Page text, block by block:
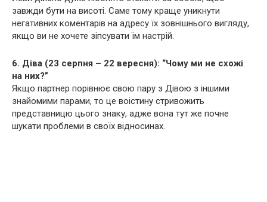
завжди бути на висоті. Саме тому краще уникнути
негативних коментарів на адресу їх зовнішнього вигляду,
якщо ви не хочете зіпсувати їм настрій.
6. Діва (23 серпня – 22 вересня): “Чому ми не схожі
на них?”
Якщо партнер порівнює свою пару з Дівою з іншими
знайомими парами, то це воістину стривожить
представницю цього знаку, адже вона тут же почне
шукати проблеми в своїх відносинах.